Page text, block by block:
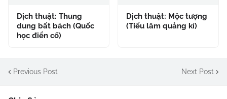
Dịch thuật: Thung
dung bất bách (Quốc
học điển cố)
Dịch thuật: Mộc tượng
(Tiếu lâm quảng kí)
Previous Post Next Post